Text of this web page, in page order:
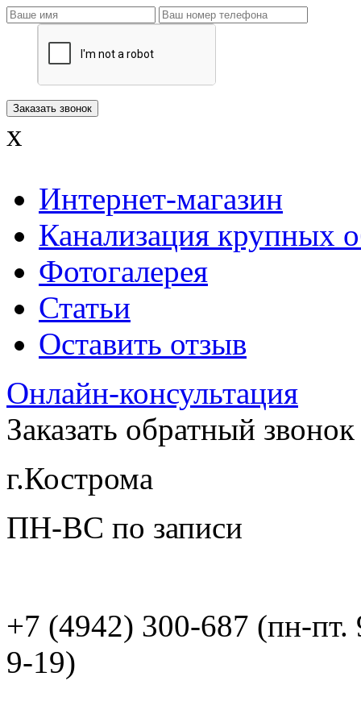
x
Интернет-магазин
Канализация крупных
Фотогалерея
Статьи
Оставить отзыв
Онлайн-консультация
Заказать обратный звонок
г.Кострома
ПН-ВС по записи
+7 (4942) 300-687 (пн-
9-19)